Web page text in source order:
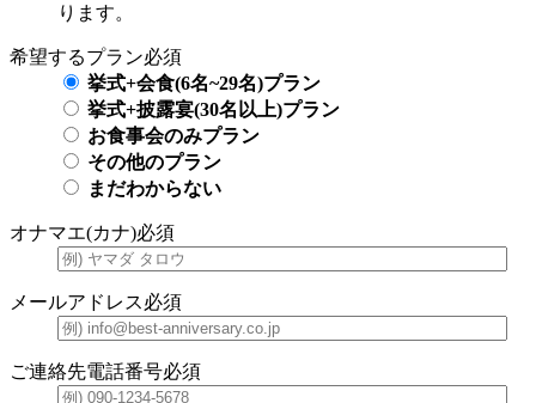
ります。
希望するプラン必須
挙式+会食(6名~29名)プラン
挙式+披露宴(30名以上)プラン
お食事会のみプラン
その他のプラン
まだわからない
オナマエ(カナ)必須
メールアドレス必須
ご連絡先電話番号必須